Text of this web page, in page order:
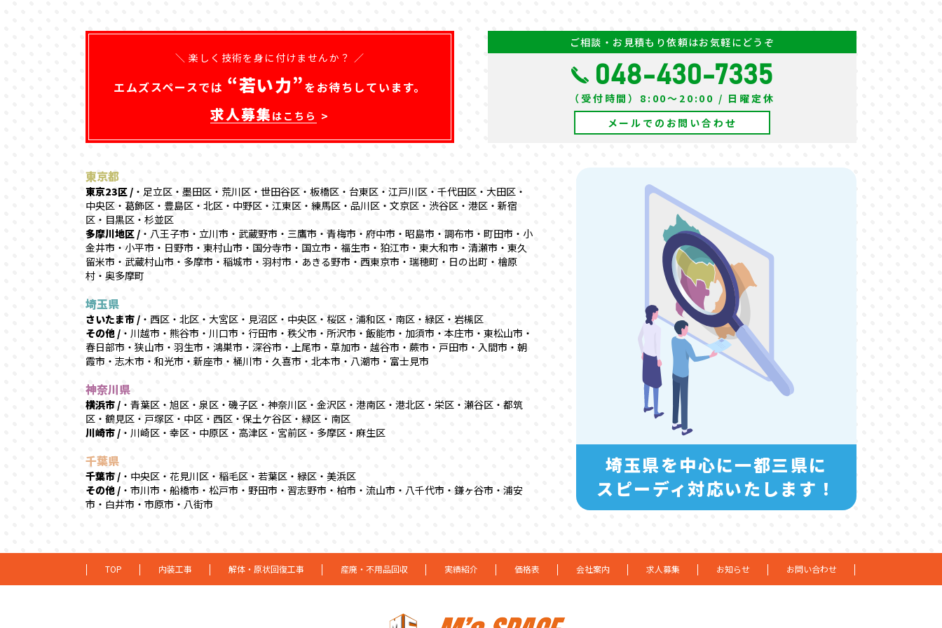
＼ 楽しく技術を身に付けませんか？ ／
エムズスペースでは “若い力”をお待ちしています。
求人募集 はこちら
ご相談・お見積もり依頼はお気軽にどうぞ
048-430-7335
（受付時間）8:00～20:00 / 日曜定休
メールでのお問い合わせ
東京都
東京23区 / ・足立区・墨田区・荒川区・世田谷区・板橋区・台東区・江戸川区・千代田区・大田区・
中央区・葛飾区・豊島区・北区・中野区・江東区・練馬区・品川区・文京区・渋谷区・港区・新宿
区・目黒区・杉並区
多摩川地区 / ・八王子市・立川市・武蔵野市・三鷹市・青梅市・府中市・昭島市・調布市・町田市・小
金井市・小平市・日野市・東村山市・国分寺市・国立市・福生市・狛江市・東大和市・清瀬市・東久
留米市・武蔵村山市・多摩市・稲城市・羽村市・あきる野市・西東京市・瑞穂町・日の出町・檜原
村・奥多摩町
埼玉県
さいたま市 / ・西区・北区・大宮区・見沼区・中央区・桜区・浦和区・南区・緑区・岩槻区
その他 / ・川越市・熊谷市・川口市・行田市・秩父市・所沢市・飯能市・加須市・本庄市・東松山市・
春日部市・狭山市・羽生市・鴻巣市・深谷市・上尾市・草加市・越谷市・蕨市・戸田市・入間市・朝
霞市・志木市・和光市・新座市・桶川市・久喜市・北本市・八潮市・富士見市
神奈川県
横浜市 / ・青葉区・旭区・泉区・磯子区・神奈川区・金沢区・港南区・港北区・栄区・瀬谷区・都筑
区・鶴見区・戸塚区・中区・西区・保土ケ谷区・緑区・南区
川崎市 / ・川崎区・幸区・中原区・高津区・宮前区・多摩区・麻生区
千葉県
千葉市 / ・中央区・花見川区・稲毛区・若葉区・緑区・美浜区
その他 / ・市川市・船橋市・松戸市・野田市・習志野市・柏市・流山市・八千代市・鎌ヶ谷市・浦安
市・白井市・市原市・八街市
埼玉県を中心に一都三県に
スピーディ対応いたします！
TOP 内装工事 解体・原状回復工事 産廃・不用品回収 実績紹介 価格表 会社案内 求人募集 お知らせ お問い合わせ